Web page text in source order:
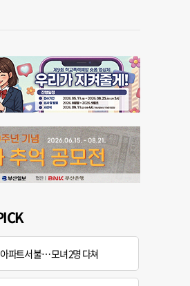
파트서 불… 모녀 2명 다쳐